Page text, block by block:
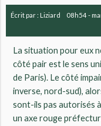
Écrit par : Liziard 08h54-
La situation pour eux
côté pair est le sens
de Paris). Le côté
inverse, nord-sud),
sont-ils pas autorisés
un axe rouge